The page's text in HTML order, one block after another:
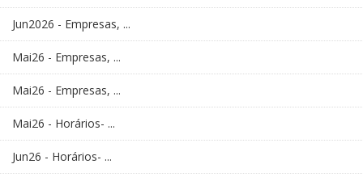
Jun2026 - Empresas, ...
Mai26 - Empresas, ...
Mai26 - Empresas, ...
Mai26 - Horários- ...
Jun26 - Horários- ...